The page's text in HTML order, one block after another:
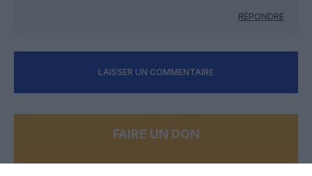
RÉPONDRE
LAISSER UN COMMENTAIRE
FAIRE UN DON